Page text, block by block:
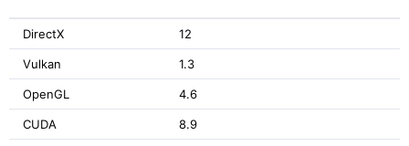
DirectX 12
Vulkan 1.3
OpenGL 4.6
CUDA 8.9